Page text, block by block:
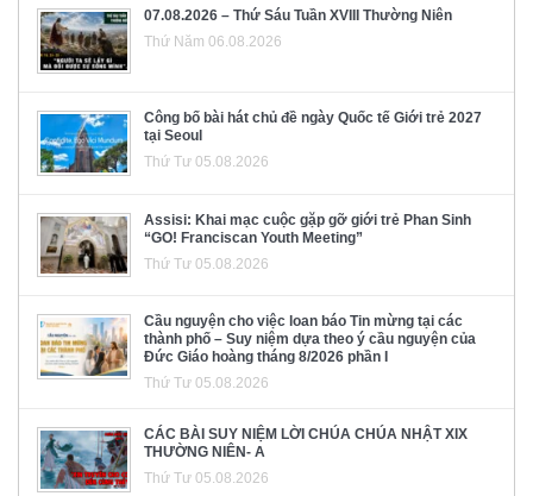
07.08.2026 – Thứ Sáu Tuần XVIII Thường Niên
Thứ Năm 06.08.2026
Công bố bài hát chủ đề ngày Quốc tế Giới trẻ 2027
tại Seoul
Thứ Tư 05.08.2026
Assisi: Khai mạc cuộc gặp gỡ giới trẻ Phan Sinh
“GO! Franciscan Youth Meeting”
Thứ Tư 05.08.2026
Cầu nguyện cho việc loan báo Tin mừng tại các
thành phố – Suy niệm dựa theo ý cầu nguyện của
Đức Giáo hoàng tháng 8/2026 phần I
Thứ Tư 05.08.2026
CÁC BÀI SUY NIỆM LỜI CHÚA CHÚA NHẬT XIX
THƯỜNG NIÊN- A
Thứ Tư 05.08.2026